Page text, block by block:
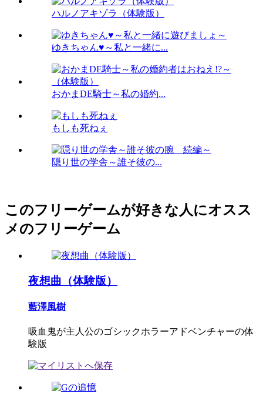
ハルノアキゾラ（体験版）
ゆきちゃん♥～私と一緒に...
おかまDE騎士～私の婚約...
もしも死ねぇ
隠り世の学舎～誰そ彼の...
このフリーゲームが好きな人にオスス
メのフリーゲーム
夜想曲（体験版）
藍澤風樹
吸血鬼が主人公のゴシックホラーアドベンチャーの体
験版